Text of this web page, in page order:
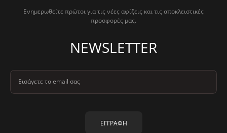
Ενημερωθείτε πρώτοι για τις νέες αφίξεις και τις αποκλειστικές
προσφορές μας.
NEWSLETTER
Εισάγετε το email σας